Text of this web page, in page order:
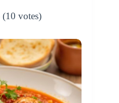
votes)